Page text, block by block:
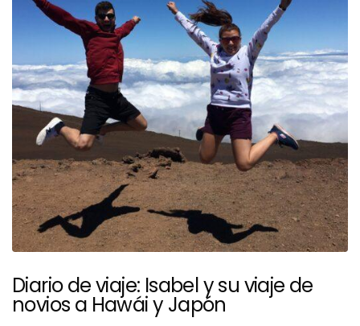
Diario de viaje: Isabel y su viaje de
novios a Hawái y Japón